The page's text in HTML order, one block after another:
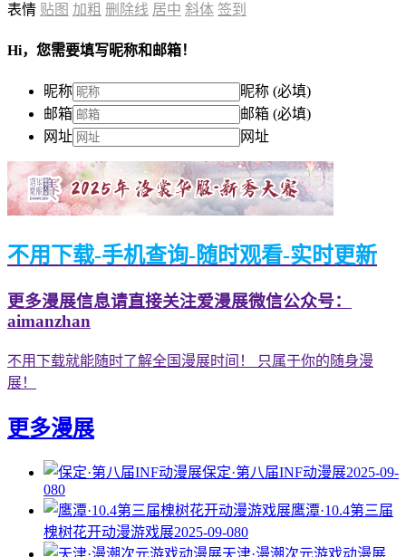
表情 贴图 加粗 删除线 居中 斜体 签到
Hi，您需要填写昵称和邮箱！
昵称
昵称 (必填)
邮箱
邮箱 (必填)
网址
网址
不用下载-手机查询-随时观看-实时更新
更多漫展信息请直接关注爱漫展微信公众号：
aimanzhan
不用下载就能随时了解全国漫展时间！ 只属于你的随身漫
展！
更多漫展
保定·第八届INF动漫展2025-09-
080
鹰潭·10.4第三届
槐树花开动漫游戏展2025-09-080
天津·漫潮次元游戏动漫展